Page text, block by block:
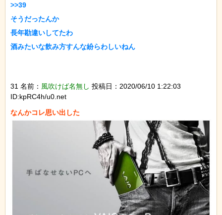
>>39
そうだったんか
長年勘違いしてたわ
酒みたいな飲み方すんな紛らわしいねん
31 名前： 風吹けば名無し 投稿日：2020/06/10 1:22:03
ID:kpRC4h/u0.net